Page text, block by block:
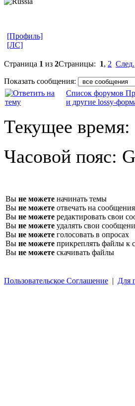
[Профиль]
[ЛС]
Страница 1 из 2Страницы: 1, 2 След.
Показать сообщения:
Список форумов
и другие lossy-
Текущее время:
Часовой пояс:
Вы не можете начинать темы
Вы не можете отвечать на сообщения
Вы не можете редактировать свои
Вы не можете удалять свои
Вы не можете голосовать в опросах
Вы не можете прикреплять файлы к
Вы не можете скачивать файлы
Пользовательское Соглашение | Для